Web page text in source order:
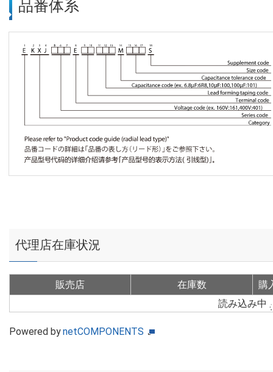
品番体系
代理店在庫状況
販売店 在庫数
購
読み込み中
Powered bynetCOMPONENTS